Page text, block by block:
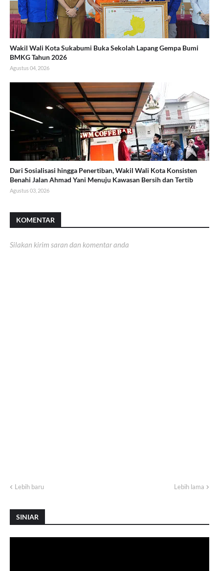
Wakil Wali Kota Sukabumi Buka Sekolah Lapang Gempa Bumi
BMKG Tahun 2026
Agustus 04, 2026
Dari Sosialisasi hingga Penertiban, Wakil Wali Kota Konsisten
Benahi Jalan Ahmad Yani Menuju Kawasan Bersih dan Tertib
Agustus 03, 2026
KOMENTAR
Silakan kirim saran dan komentar anda
Lebih baru Lebih lama
SINIAR